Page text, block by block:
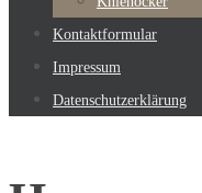
Kontaktformular
Impressum
Datenschutzerklärung